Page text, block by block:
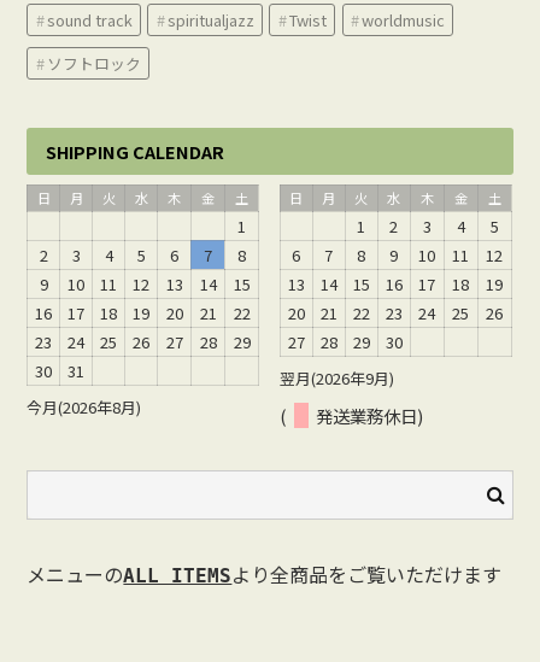
sound track
spiritualjazz Twist
worldmusic
ソフトロック
SHIPPING CALENDAR
今月(2026年8月)
日 月 火 水 木 金 土
1
2
3 4 5 6 7
8
9
10 11 12 13 14
15
16
17 18 19 20 21
22
23
24 25 26 27 28
29
30
31 翌月(2026年9月)
日 月 火 水 木 金 土
1 2 3 4
5
6
7 8 9 10 11
12
13
14 15 16 17 18
19
20
21 22 23 24 25
26
27
28 29 30
( 発送業務休日)
メニューのALL ITEMSより全商品をご覧いただけます